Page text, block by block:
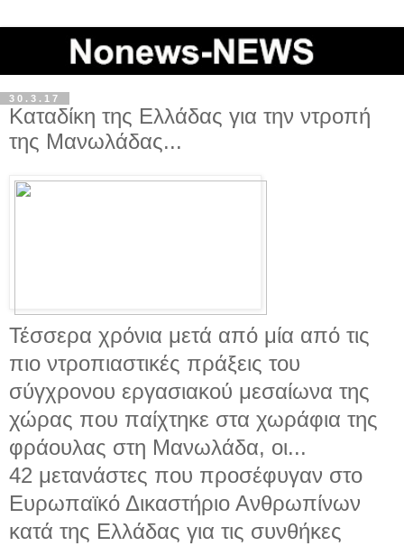
30.3.17
Καταδίκη της Ελλάδας για την ντροπή
της Μανωλάδας...
Τέσσερα χρόνια μετά από μία από τις
πιο ντροπιαστικές πράξεις του
σύγχρονου εργασιακού μεσαίωνα της
χώρας που παίχτηκε στα χωράφια της
φράουλας στη Μανωλάδα, οι...
42 μετανάστες που προσέφυγαν στο
Ευρωπαϊκό Δικαστήριο Ανθρωπίνων
κατά της Ελλάδας για τις συνθήκες